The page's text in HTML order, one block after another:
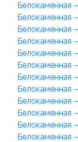
Белокаменная
Белокаменная
Белокаменная
Белокаменная
Белокаменная
Белокаменная
Белокаменная
Белокаменная
Белокаменная
Белокаменная
Белокаменная
Белокаменная